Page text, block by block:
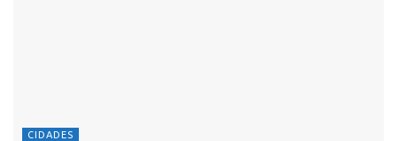
CIDADES